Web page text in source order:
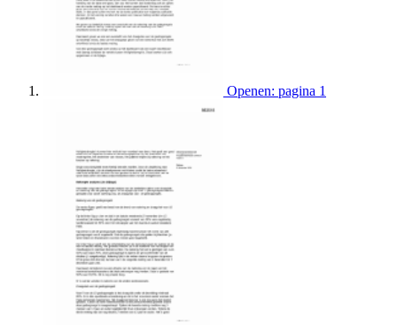
Openen: pagina 1